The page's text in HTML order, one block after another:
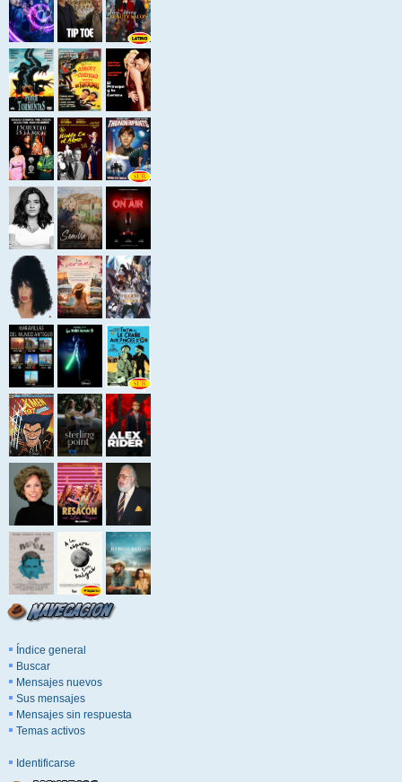
Índice general
Buscar
Mensajes nuevos
Sus mensajes
Mensajes sin respuesta
Temas activos
Identificarse